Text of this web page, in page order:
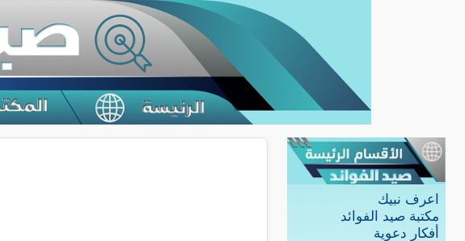
اعرف نبيك
مكتبة صيد الفوائد
أفكار دعوية